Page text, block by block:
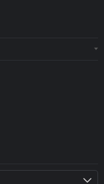
Key?
CD Key?
CD Key?
Key?